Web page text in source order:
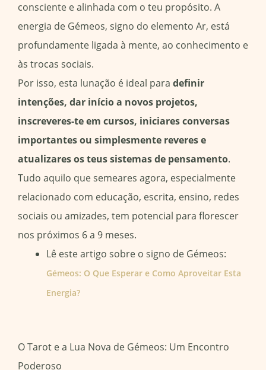
consciente e alinhada com o teu propósito. A
energia de Gémeos, signo do elemento Ar, está
profundamente ligada à mente, ao conhecimento e
às trocas sociais.
Por isso, esta lunação é ideal para definir
intenções, dar início a novos projetos,
inscreveres-te em cursos, iniciares conversas
importantes ou simplesmente reveres e
atualizares os teus sistemas de pensamento.
Tudo aquilo que semeares agora, especialmente
relacionado com educação, escrita, ensino, redes
sociais ou amizades, tem potencial para florescer
nos próximos 6 a 9 meses.
Lê este artigo sobre o signo de Gémeos:
Gémeos: O Que Esperar e Como Aproveitar Esta
Energia?
O Tarot e a Lua Nova de Gémeos: Um Encontro
Poderoso